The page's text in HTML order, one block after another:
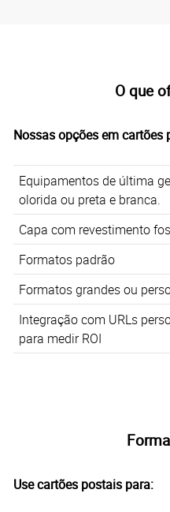
O que
Nossas opções em cartões
Equipamentos de última
olorida ou preta e branca.
Capa com revestimento
Formatos padrão
Formatos grandes ou
Integração com URLs
para medir ROI
Use cartões postais para: